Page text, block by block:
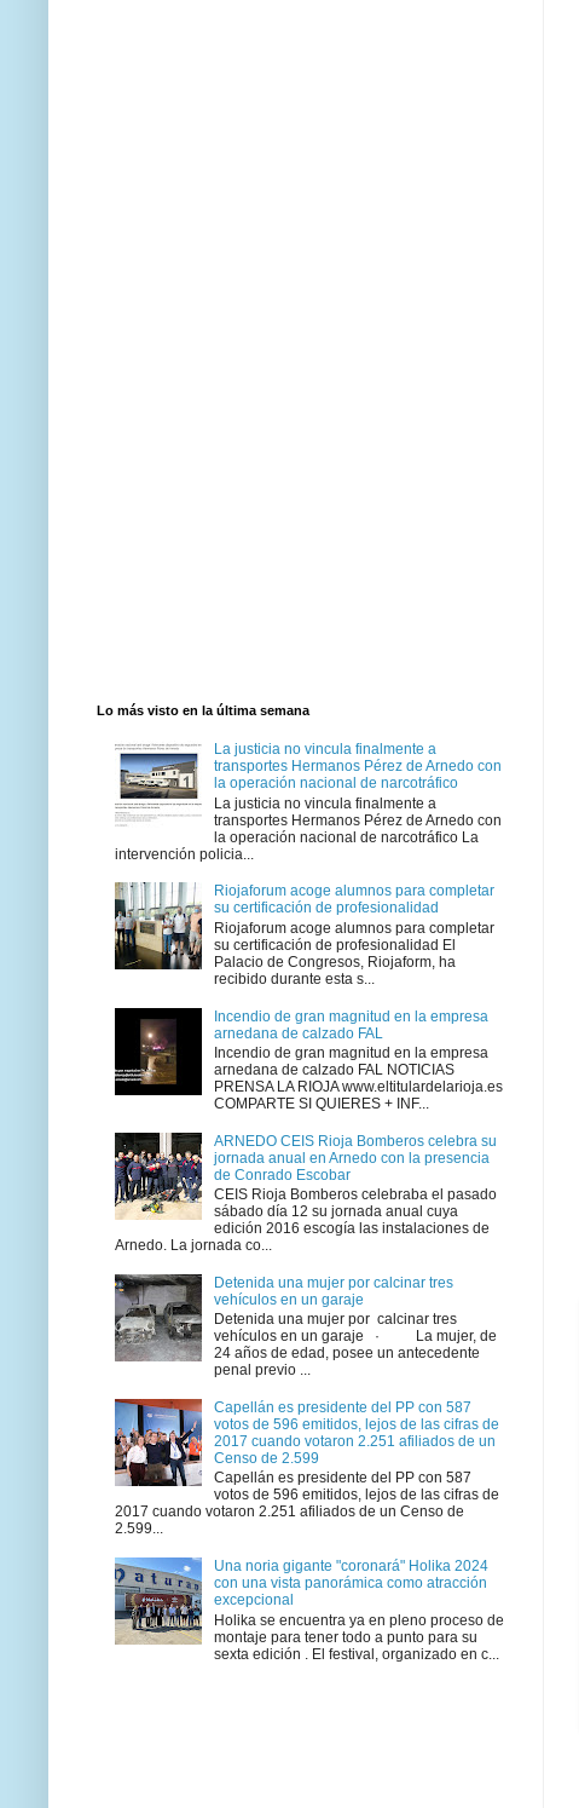
Lo más visto en la última semana
La justicia no vincula finalmente a
transportes Hermanos Pérez de Arnedo con
la operación nacional de narcotráfico
La justicia no vincula finalmente a
transportes Hermanos Pérez de Arnedo con
la operación nacional de narcotráfico La
intervención policia...
Riojaforum acoge alumnos para completar
su certificación de profesionalidad
Riojaforum acoge alumnos para completar
su certificación de profesionalidad El
Palacio de Congresos, Riojaform, ha
recibido durante esta s...
Incendio de gran magnitud en la empresa
arnedana de calzado FAL
Incendio de gran magnitud en la empresa
arnedana de calzado FAL NOTICIAS
PRENSA LA RIOJA www.eltitulardelarioja.es
COMPARTE SI QUIERES + INF...
ARNEDO CEIS Rioja Bomberos celebra su
jornada anual en Arnedo con la presencia
de Conrado Escobar
CEIS Rioja Bomberos celebraba el pasado
sábado día 12 su jornada anual cuya
edición 2016 escogía las instalaciones de
Arnedo. La jornada co...
Detenida una mujer por calcinar tres
vehículos en un garaje
Detenida una mujer por calcinar tres
vehículos en un garaje · La mujer, de
24 años de edad, posee un antecedente
penal previo ...
Capellán es presidente del PP con 587
votos de 596 emitidos, lejos de las cifras de
2017 cuando votaron 2.251 afiliados de un
Censo de 2.599
Capellán es presidente del PP con 587
votos de 596 emitidos, lejos de las cifras de
2017 cuando votaron 2.251 afiliados de un Censo de
2.599...
Una noria gigante "coronará" Holika 2024
con una vista panorámica como atracción
excepcional
Holika se encuentra ya en pleno proceso de
montaje para tener todo a punto para su
sexta edición . El festival, organizado en c...